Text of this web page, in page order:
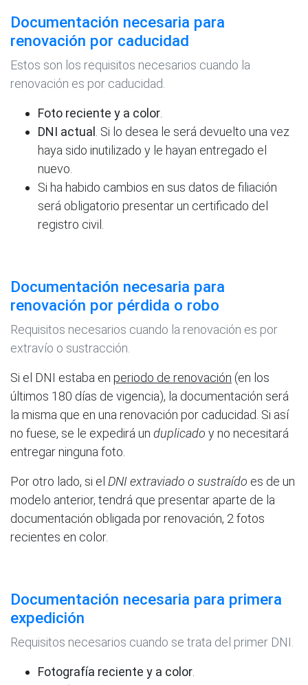
Documentación necesaria para
renovación por caducidad
Estos son los requisitos necesarios cuando la
renovación es por caducidad.
Foto reciente y a color
DNI actual . Si lo desea le será devuelto una vez
haya sido inutilizado y le hayan entregado el
nuevo.
Si ha habido cambios en sus datos de filiación
será obligatorio presentar un certificado del
registro civil.
Documentación necesaria para
renovación por pérdida o robo
Requisitos necesarios cuando la renovación es por
extravío o sustracción.
Si el DNI estaba en periodo de renovación (en los
últimos 180 días de vigencia), la documentación será
la misma que en una renovación por caducidad. Si así
no fuese, se le expedirá un duplicado y no necesitará
entregar ninguna foto.
Por otro lado, si el DNI extraviado o sustraído es de un
modelo anterior, tendrá que presentar aparte de la
documentación obligada por renovación, 2 fotos
recientes en color.
Documentación necesaria para primera
expedición
Requisitos necesarios cuando se trata del primer DNI.
Fotografía reciente y a color